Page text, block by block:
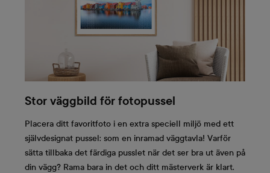
Stor väggbild för fotopussel
Placera ditt favoritfoto i en extra speciell miljö med ett
självdesignat pussel: som en inramad väggtavla! Varför
sätta tillbaka det färdiga pusslet när det ser bra ut även på
din vägg? Rama bara in det och ditt mästerverk är klart.